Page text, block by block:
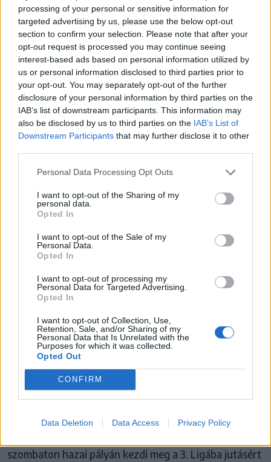
processing of your personal or sensitive information for
targeted advertising by us, please use the below opt-out
section to confirm your selection. Please note that after your
opt-out request is processed you may continue seeing
interest-based ads based on personal information utilized by
us or personal information disclosed to third parties prior to
your opt-out. You may separately opt-out of the further
disclosure of your personal information by third parties on the
IAB’s list of downstream participants. This information may
also be disclosed by us to third parties on the IAB’s List of
Downstream Participants that may further disclose it to other
Personal Data Processing Opt Outs
I want to opt-out of the Sharing of my
personal data.
Opted In
I want to opt-out of the Sale of my
Personal Data.
Opted In
I want to opt-out of processing my
Personal Data for Targeted Advertising.
Opted In
I want to opt-out of Collection, Use,
Retention, Sale, and/or Sharing of my
Personal Data that Is Unrelated with the
Purposes for which it was collected.
Opted Out
CONFIRM
Data Deletion Data Access Privacy Policy
Kemény vetélytársak jutottak a magyar
és a román női fociválogatottnak a vb-
selejtezőben
A női labdarúgó-világbajnoki selejtező rájátszásának
sorsolásán Magyarország Hollandiát, míg Románia
Norvégiát kapta ellenfélül. Mindkét válogatott hazai
pályán kezdi az októberi párharcot.
3. LIGA OSZTÁLYOZÓ
Régi rivalizálás, nagy tét: Hargita–
Kovászna megyék történelmi párharcai az
szombaton hazai pályán kezdi meg a 3. Ligába jutásért